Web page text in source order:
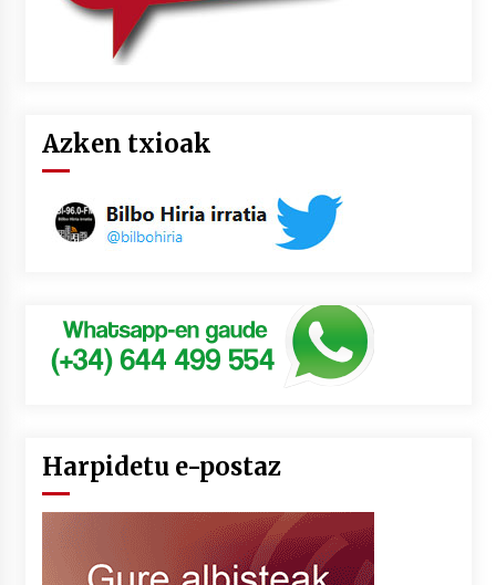
Azken txioak
Harpidetu e-postaz